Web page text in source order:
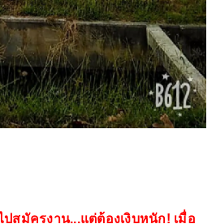
สมัครงาน...แต่ต้องเงิบหนัก! เมื่อ